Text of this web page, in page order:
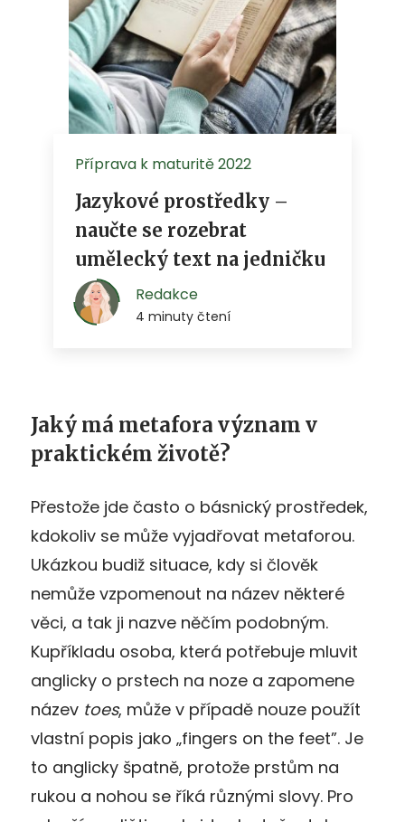
Jaký má metafora význam v
praktickém životě?
Přestože jde často o básnický prostředek,
kdokoliv se může vyjadřovat metaforou.
Ukázkou budiž situace, kdy si člověk
nemůže vzpomenout na název některé
věci, a tak ji nazve něčím podobným.
Kupříkladu osoba, která potřebuje mluvit
anglicky o prstech na noze a zapomene
název toes, může v případě nouze použít
vlastní popis jako „fingers on the feet”. Je
to anglicky špatně, protože prstům na
rukou a nohou se říká různými slovy. Pro